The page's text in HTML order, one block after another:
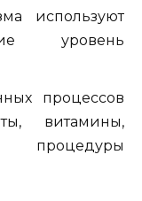
используют
уровень
процессов
витамины,
процедуры